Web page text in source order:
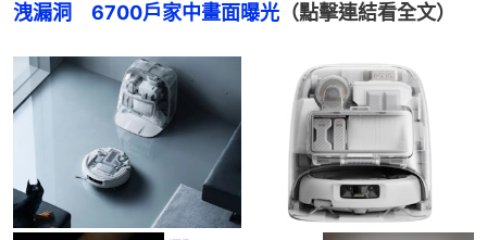
洩漏洞　6700戶家中畫面曝光 （點擊連結看全文）